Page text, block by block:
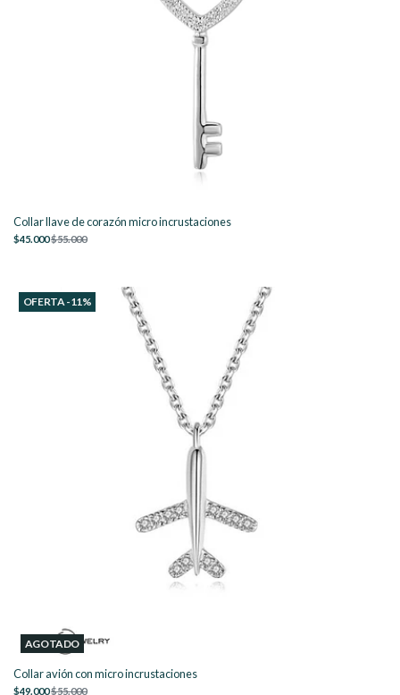
Collar llave de corazón micro incrustaciones
$45.000$55.000
OFERTA -11%
AGOTADO
Collar avión con micro incrustaciones
$49.000$55.000